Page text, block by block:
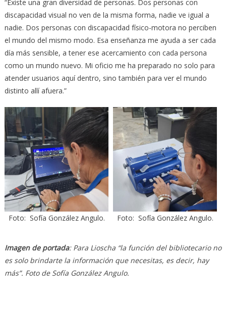
“Existe una gran diversidad de personas. Dos personas con
discapacidad visual no ven de la misma forma, nadie ve igual a
nadie. Dos personas con discapacidad físico-motora no perciben
el mundo del mismo modo. Esa enseñanza me ayuda a ser cada
día más sensible, a tener ese acercamiento con cada persona
como un mundo nuevo. Mi oficio me ha preparado no solo para
atender usuarios aquí dentro, sino también para ver el mundo
distinto allí afuera.”
Foto: Sofía González Angulo. Foto: Sofía González Angulo.
Imagen de portada: Para Lioscha “la función del bibliotecario no
es solo brindarte la información que necesitas, es decir, hay
más”. Foto de Sofía González Angulo.